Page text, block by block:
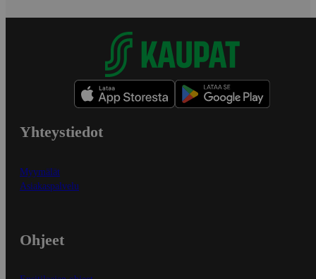
Yhteystiedot
Myymälät
Asiakaspalvelu
Ohjeet